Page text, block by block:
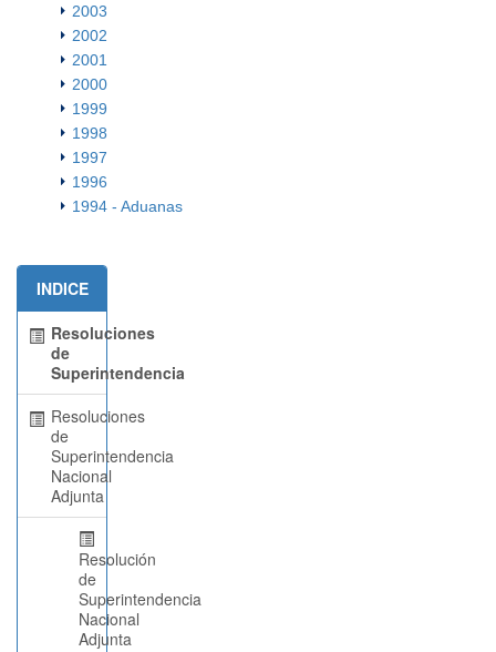
2003
2002
2001
2000
1999
1998
1997
1996
1994 - Aduanas
INDICE
Resoluciones
de
Superintendencia
Resoluciones
de
Superintendencia
Nacional
Adjunta
Resolución
de
Superintendencia
Nacional
Adjunta